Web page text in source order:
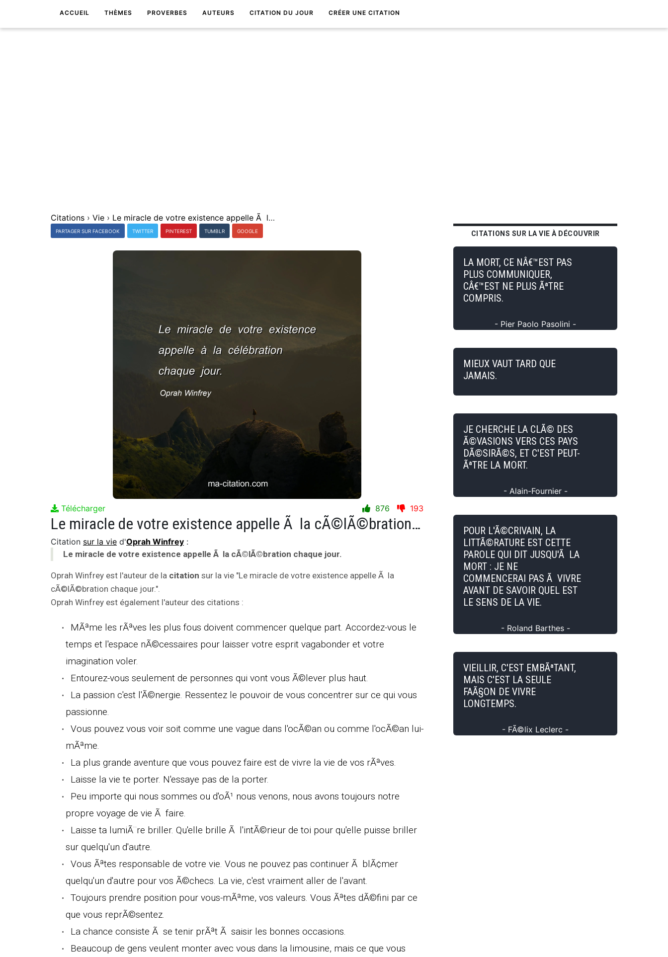
ACCUEIL THÈMES PROVERBES AUTEURS CITATION DU JOUR CRÉER UNE CITATION
Citations › Vie › Le miracle de votre existence appelle Ã la cÃ©lÃ©bration chaque jour.
PARTAGER SUR FACEBOOK TWITTER PINTEREST TUMBLR GOOGLE
Télécharger 876 193
Le miracle de votre existence appelle Ã la cÃ©lÃ©bration chaque jour.
Citation sur la vie d'Oprah Winfrey :
Le miracle de votre existence appelle Ã la cÃ©lÃ©bration chaque jour.
Oprah Winfrey est l'auteur de la citation sur la vie "Le miracle de votre existence appelle Ã la
cÃ©lÃ©bration chaque jour.".
Oprah Winfrey est également l'auteur des citations :
MÃªme les rÃªves les plus fous doivent commencer quelque part. Accordez-vous le
temps et l'espace nÃ©cessaires pour laisser votre esprit vagabonder et votre
imagination voler.
Entourez-vous seulement de personnes qui vont vous Ã©lever plus haut.
La passion c'est l'Ã©nergie. Ressentez le pouvoir de vous concentrer sur ce qui vous
passionne.
Vous pouvez vous voir soit comme une vague dans l'ocÃ©an ou comme l'ocÃ©an lui-
mÃªme.
La plus grande aventure que vous pouvez faire est de vivre la vie de vos rÃªves.
Laisse la vie te porter. N'essaye pas de la porter.
Peu importe qui nous sommes ou d'oÃ¹ nous venons, nous avons toujours notre
propre voyage de vie Ã faire.
Laisse ta lumiÃ¨re briller. Qu'elle brille Ã l'intÃ©rieur de toi pour qu'elle puisse briller
sur quelqu'un d'autre.
Vous Ãªtes responsable de votre vie. Vous ne pouvez pas continuer Ã blÃ¢mer
quelqu'un d'autre pour vos Ã©checs. La vie, c'est vraiment aller de l'avant.
Toujours prendre position pour vous-mÃªme, vos valeurs. Vous Ãªtes dÃ©fini par ce
que vous reprÃ©sentez.
La chance consiste Ã se tenir prÃªt Ã saisir les bonnes occasions.
Beaucoup de gens veulent monter avec vous dans la limousine, mais ce que vous
CITATIONS SUR LA VIE À DÉCOUVRIR
LA MORT, CE NÂ€™EST PAS
PLUS COMMUNIQUER,
CÂ€™EST NE PLUS ÃªTRE
COMPRIS.
- Pier Paolo Pasolini -
MIEUX VAUT TARD QUE
JAMAIS.
JE CHERCHE LA CLÃ© DES
Ã©VASIONS VERS CES PAYS
DÃ©SIRÃ©S, ET C'EST PEUT-
ÃªTRE LA MORT.
- Alain-Fournier -
POUR L'Ã©CRIVAIN, LA
LITTÃ©RATURE EST CETTE
PAROLE QUI DIT JUSQU'Ã LA
MORT : JE NE
COMMENCERAI PAS Ã VIVRE
AVANT DE SAVOIR QUEL EST
LE SENS DE LA VIE.
- Roland Barthes -
VIEILLIR, C'EST EMBÃªTANT,
MAIS C'EST LA SEULE
FAÃ§ON DE VIVRE
LONGTEMPS.
- FÃ©lix Leclerc -